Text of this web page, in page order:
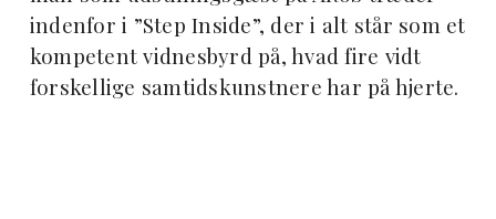
indenfor i ”Step Inside”, der i alt står som et
kompetent vidnesbyrd på, hvad fire vidt
forskellige samtidskunstnere har på hjerte.